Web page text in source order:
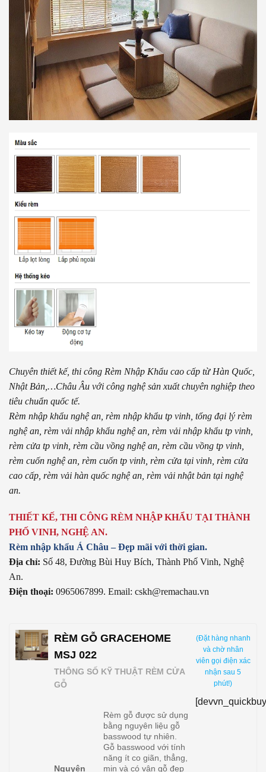
Chuyên thiết kế, thi công Rèm Nhập Khẩu cao cấp từ Hàn Quốc,
Nhật Bản,…Châu Âu với công nghệ sản xuất chuyên nghiệp theo
tiêu chuẩn quốc tế.
Rèm nhập khẩu nghệ an, rèm nhập khẩu tp vinh, tổng đại lý rèm
nghệ an, rèm vải nhập khẩu nghệ an, rèm vải nhập khẩu tp vinh,
rèm cửa tp vinh, rèm cầu vồng nghệ an, rèm cầu vồng tp vinh,
rèm cuốn nghệ an, rèm cuốn tp vinh, rèm cửa tại vinh, rèm cửa
cao cấp, rèm vải hàn quốc nghệ an, rèm vải nhật bản tại nghệ
an.
THIẾT KẾ, THI CÔNG RÈM NHẬP KHẨU TẠI THÀNH
PHỐ VINH, NGHỆ AN.
Rèm nhập khẩu Á Châu – Đẹp mãi với thời gian.
Địa chỉ: Số 48, Đường Bùi Huy Bích, Thành Phố Vinh, Nghệ
An.
Điện thoại: 0965067899. Email: cskh@remachau.vn
RÈM GỖ GRACEHOME
MSJ 022
THÔNG SỐ KỸ THUẬT RÈM CỬA
GỖ
Nguyên
Rèm gỗ được sử dụng
bằng nguyên liệu gỗ
basswood tự nhiên.
Gỗ basswood với tính
năng ít co giãn, thẳng,
mịn và có vân gỗ đẹp
(Đặt hàng nhanh
và chờ nhân
viên gọi điện xác
nhận sau 5
phút!)